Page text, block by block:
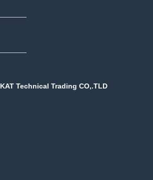
KAT Technical Trading CO,.TLD